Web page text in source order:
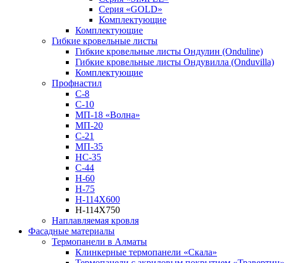
Серия «GOLD»
Комплектующие
Комплектующие
Гибкие кровельные листы
Гибкие кровельные листы Ондулин (Onduline)
Гибкие кровельные листы Ондувилла (Onduvilla)
Комплектующие
Профнастил
С-8
С-10
МП-18 «Волна»
МП-20
С-21
МП-35
НС-35
С-44
Н-60
Н-75
Н-114Х600
Н-114Х750
Наплавляемая кровля
Фасадные материалы
Термопанели в Алматы
Клинкерные термопанели «Скала»